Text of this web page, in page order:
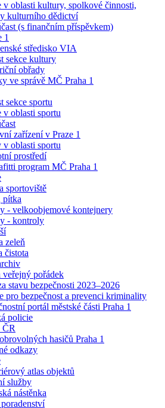
v oblasti kultury, spolkové činnosti,
kulturního dědictví
(s finančním příspěvkem)
1
středisko VIA
sekce kultury
obřady
ve správě MČ Praha 1
sekce sportu
v oblasti sportu
zařízení v Praze 1
v oblasti sportu
prostředí
program MČ Praha 1
sportoviště
pítka
- velkoobjemové kontejnery
- kontroly
zeleň
čistota
veřejný pořádek
stavu bezpečnosti 2023–2026
pro bezpečnost a prevenci kriminality
portál městské části Praha 1
policie
ČR
hasičů Praha 1
odkazy
atlas objektů
služby
nástěnka